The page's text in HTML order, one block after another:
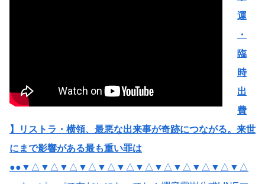
運
・
臨
時
出
費
】リストラ・横領、最悪な出来事が奇跡につながる。来世
にまで影響がある最も重い罪は
●● ▼△▼△▼△▼△▼△▼△▼△▼△▼△▼△▼△▼△